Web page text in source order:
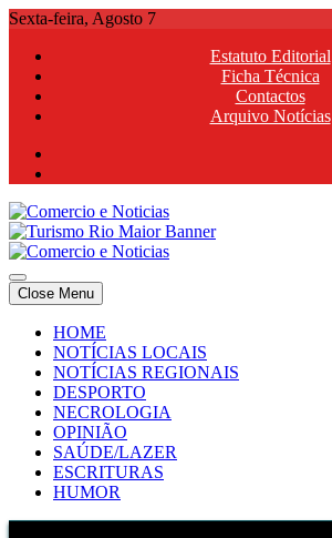
Skip
content
Sexta-feira, Agosto 7
Estatuto Editorial
Ficha Técnica
Contactos
Arquivo Notícias
Comercio e Noticias
Notícias e Publicidade Online
Comercio e Noticias
Notícias e Publicidade Online
Close Menu
HOME
NOTÍCIAS LOCAIS
NOTÍCIAS REGIONAIS
DESPORTO
NECROLOGIA
OPINIÃO
SAÚDE/LAZER
ESCRITURAS
HUMOR